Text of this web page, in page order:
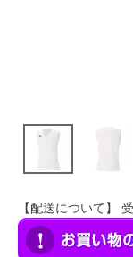
【配送について】